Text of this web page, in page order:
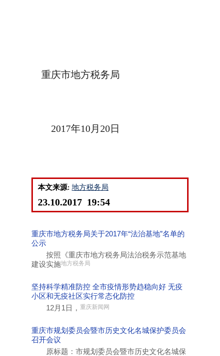
重庆市地方税务局
2017年10月20日
本文来源: 地方税务局
23.10.2017 19:54
重庆市地方税务局关于2017年“法治基地”名单的
公示
按照《重庆市地方税务局法治税务示范基地
建设实施地方税务局
坚持科学精准防控 全市疫情形势趋稳向好 无疫
小区和无疫社区实行常态化防控
12月1日， 重庆新闻网
重庆市规划委员会暨市历史文化名城保护委员会
召开会议
原标题：市规划委员会暨市历史文化名城保